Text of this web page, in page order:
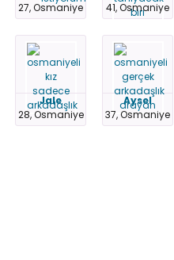
27, Osmaniye
41, Osmaniye
Jale
28, Osmaniye
Aysel
37, Osmaniye